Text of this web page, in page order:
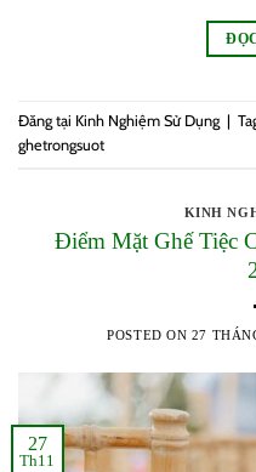
Đăng tại Kinh Nghiệm Sử Dụng |
ghetrongsuot
KINH
Điểm Mặt Ghế Tiệc
POSTED ON 27
27
Th11